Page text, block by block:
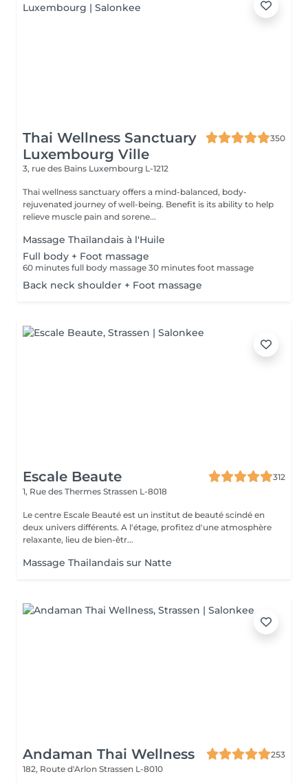
Thai Wellness Sanctuary
Luxembourg Ville
350
3, rue des Bains Luxembourg L-1212
Thai wellness sanctuary offers a mind-balanced, body-
rejuvenated journey of well-being. Benefit is its ability to help
relieve muscle pain and sorene...
Massage Thaïlandais à l'Huile
Full body + Foot massage
60 minutes full body massage 30 minutes foot massage
Back neck shoulder + Foot massage
Escale Beaute
312
1, Rue des Thermes Strassen L-8018
Le centre Escale Beauté est un institut de beauté scindé en
deux univers différents. A l'étage, profitez d'une atmosphère
relaxante, lieu de bien-êtr...
Massage Thailandais sur Natte
Andaman Thai Wellness
253
182, Route d'Arlon Strassen L-8010